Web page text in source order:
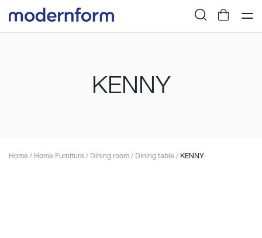
KENNY
Home/Home Furniture/Dining room/Dining table/KENNY